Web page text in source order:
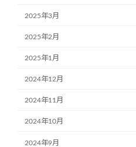
2025年3月
2025年2月
2025年1月
2024年12月
2024年11月
2024年10月
2024年9月